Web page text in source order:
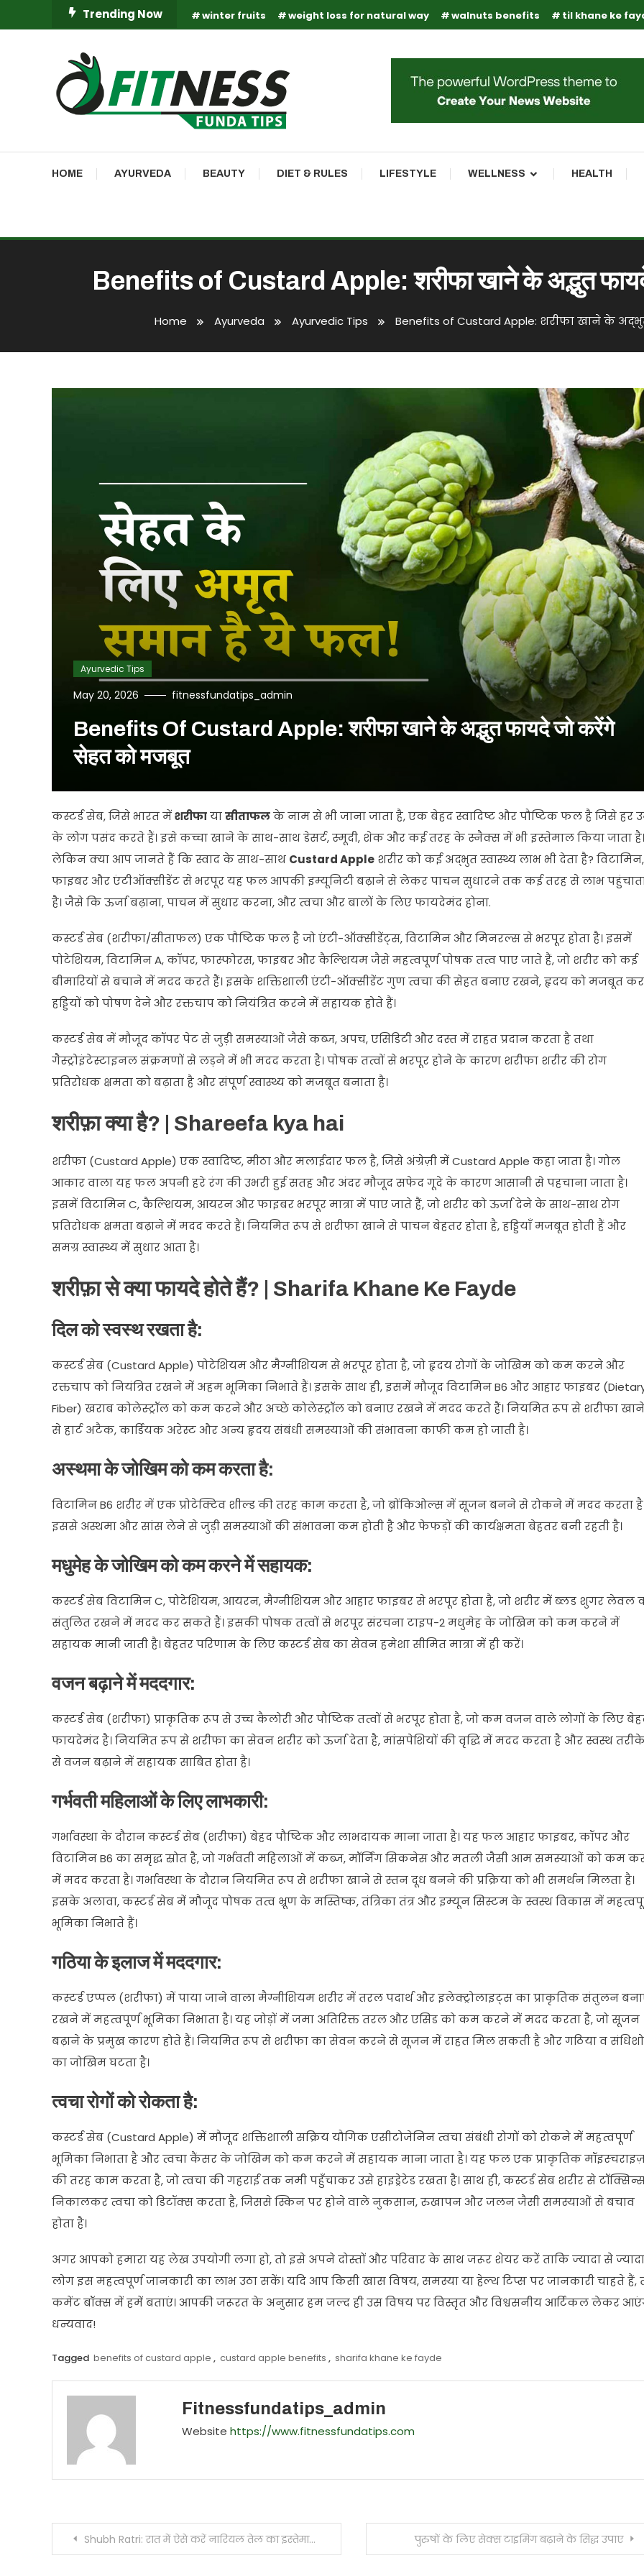
To
Trending Now winter fruits weight loss for natural way walnuts benefits til khane ke
Fitness Funda Tips
HOME AYURVEDA BEAUTY DIET & RULES LIFESTYLE WELLNESS HEALTH
Benefits of Custard Apple: शरीफा खाने के अद्भुत
Home Ayurveda Ayurvedic Tips Benefits of Custard Apple: शरीफा खाने के
Ayurvedic Tips
May 20, 2026 fitnessfundatips_admin
Benefits Of Custard Apple: शरीफा खाने के अद्भुत फायदे जो करेंगे
सेहत को मजबूत
कस्टर्ड सेब, जिसे भारत मेंशरीफायासीताफलके नाम से भी जाना जाता है, एक बेहद स्वादिष्ट और पौष्टिक फल है जिसे हर
के लोग पसंद करते हैं। इसे कच्चा खाने के साथ-साथ डेसर्ट, स्मूदी, शेक और कई तरह के स्नैक्स में भी इस्तेमाल किया जाता है।
लेकिन क्या आप जानते हैं कि स्वाद के साथ-साथ Custard Apple शरीर को कई अद्भुत स्वास्थ्य लाभ भी देता है? विटामिन,
फाइबर और एंटीऑक्सीडेंट से भरपूर यह फल आपकी इम्यूनिटी बढ़ाने से लेकर पाचन सुधारने तक कई तरह से लाभ
है। जैसे कि ऊर्जा बढ़ाना, पाचन में सुधार करना, और त्वचा और बालों के लिए फायदेमंद होना.
कस्टर्ड सेब (शरीफा/सीताफल) एक पौष्टिक फल है जो एंटी-ऑक्सीडेंट्स, विटामिन और मिनरल्स से भरपूर होता है। इसमें
पोटेशियम, विटामिन A, कॉपर, फास्फोरस, फाइबर और कैल्शियम जैसे महत्वपूर्ण पोषक तत्व पाए जाते हैं, जो शरीर को कई
बीमारियों से बचाने में मदद करते हैं। इसके शक्तिशाली एंटी-ऑक्सीडेंट गुण त्वचा की सेहत बनाए रखने, हृदय को मजबूत
हड्डियों को पोषण देने और रक्तचाप को नियंत्रित करने में सहायक होते हैं।
कस्टर्ड सेब में मौजूद कॉपर पेट से जुड़ी समस्याओं जैसे कब्ज, अपच, एसिडिटी और दस्त में राहत प्रदान करता है तथा
गैस्ट्रोइंटेस्टाइनल संक्रमणों से लड़ने में भी मदद करता है। पोषक तत्वों से भरपूर होने के कारण शरीफा शरीर की रोग
प्रतिरोधक क्षमता को बढ़ाता है और संपूर्ण स्वास्थ्य को मजबूत बनाता है।
शरीफ़ा क्या है? | Shareefa kya hai
शरीफा (Custard Apple) एक स्वादिष्ट, मीठा और मलाईदार फल है, जिसे अंग्रेज़ी में Custard Apple कहा जाता है। गोल
आकार वाला यह फल अपनी हरे रंग की उभरी हुई सतह और अंदर मौजूद सफेद गूदे के कारण आसानी से पहचाना जाता है।
इसमें विटामिन C, कैल्शियम, आयरन और फाइबर भरपूर मात्रा में पाए जाते हैं, जो शरीर को ऊर्जा देने के साथ-साथ रोग
प्रतिरोधक क्षमता बढ़ाने में मदद करते हैं। नियमित रूप से शरीफा खाने से पाचन बेहतर होता है, हड्डियाँ मजबूत होती हैं और
समग्र स्वास्थ्य में सुधार आता है।
शरीफ़ा से क्‍या फायदे होते हैं? | Sharifa Khane Ke Fayde
दिल को स्वस्थ रखता है:
कस्टर्ड सेब (Custard Apple) पोटेशियम और मैग्नीशियम से भरपूर होता है, जो हृदय रोगों के जोखिम को कम करने और
रक्तचाप को नियंत्रित रखने में अहम भूमिका निभाते हैं। इसके साथ ही, इसमें मौजूद विटामिन B6 और आहार फाइबर
Fiber) खराब कोलेस्ट्रॉल को कम करने और अच्छे कोलेस्ट्रॉल को बनाए रखने में मदद करते हैं। नियमित रूप से शरीफा खाने
से हार्ट अटैक, कार्डियक अरेस्ट और अन्य हृदय संबंधी समस्याओं की संभावना काफी कम हो जाती है।
अस्थमा के जोखिम को कम करता है:
विटामिन B6 शरीर में एक प्रोटेक्टिव शील्ड की तरह काम करता है, जो ब्रोंकिओल्स में सूजन बनने से रोकने में मदद करता
इससे अस्थमा और सांस लेने से जुड़ी समस्याओं की संभावना कम होती है और फेफड़ों की कार्यक्षमता बेहतर बनी रहती है।
मधुमेह के जोखिम को कम करने में सहायक:
कस्टर्ड सेब विटामिन C, पोटेशियम, आयरन, मैग्नीशियम और आहार फाइबर से भरपूर होता है, जो शरीर में ब्लड शुगर लेवल
संतुलित रखने में मदद कर सकते हैं। इसकी पोषक तत्वों से भरपूर संरचना टाइप-2 मधुमेह के जोखिम को कम करने में
सहायक मानी जाती है। बेहतर परिणाम के लिए कस्टर्ड सेब का सेवन हमेशा सीमित मात्रा में ही करें।
वजन बढ़ाने में मददगार:
कस्टर्ड सेब (शरीफा) प्राकृतिक रूप से उच्च कैलोरी और पौष्टिक तत्वों से भरपूर होता है, जो कम वजन वाले लोगों के लिए
फायदेमंद है। नियमित रूप से शरीफा का सेवन शरीर को ऊर्जा देता है, मांसपेशियों की वृद्धि में मदद करता है और स्वस्थ
से वजन बढ़ाने में सहायक साबित होता है।
गर्भवती महिलाओं के लिए लाभकारी:
गर्भावस्था के दौरान कस्टर्ड सेब (शरीफा) बेहद पौष्टिक और लाभदायक माना जाता है। यह फल आहार फाइबर, कॉपर और
विटामिन B6 का समृद्ध स्रोत है, जो गर्भवती महिलाओं में कब्ज, मॉर्निंग सिकनेस और मतली जैसी आम समस्याओं को कम
में मदद करता है। गर्भावस्था के दौरान नियमित रूप से शरीफा खाने से स्तन दूध बनने की प्रक्रिया को भी समर्थन मिलता है।
इसके अलावा, कस्टर्ड सेब में मौजूद पोषक तत्व भ्रूण के मस्तिष्क, तंत्रिका तंत्र और इम्यून सिस्टम के स्वस्थ विकास में
भूमिका निभाते हैं।
गठिया के इलाज में मददगार:
कस्टर्ड एप्पल (शरीफा) में पाया जाने वाला मैग्नीशियम शरीर में तरल पदार्थ और इलेक्ट्रोलाइट्स का प्राकृतिक संतुलन
रखने में महत्वपूर्ण भूमिका निभाता है। यह जोड़ों में जमा अतिरिक्त तरल और एसिड को कम करने में मदद करता है, जो सूजन
बढ़ाने के प्रमुख कारण होते हैं। नियमित रूप से शरीफा का सेवन करने से सूजन में राहत मिल सकती है और गठिया व
का जोखिम घटता है।
त्वचा रोगों को रोकता है:
कस्टर्ड सेब (Custard Apple) में मौजूद शक्तिशाली सक्रिय यौगिक एसीटोजेनिन त्वचा संबंधी रोगों को रोकने में महत्वपूर्ण
भूमिका निभाता है और त्वचा कैंसर के जोखिम को कम करने में सहायक माना जाता है। यह फल एक प्राकृतिक
की तरह काम करता है, जो त्वचा की गहराई तक नमी पहुँचाकर उसे हाइड्रेटेड रखता है। साथ ही, कस्टर्ड सेब शरीर से
निकालकर त्वचा को डिटॉक्स करता है, जिससे स्किन पर होने वाले नुकसान, रुखापन और जलन जैसी समस्याओं से बचाव
होता है।
अगर आपको हमारा यह लेख उपयोगी लगा हो, तो इसे अपने दोस्तों और परिवार के साथ जरूर शेयर करें ताकि ज्यादा से ज्यादा
लोग इस महत्वपूर्ण जानकारी का लाभ उठा सकें। यदि आप किसी खास विषय, समस्या या हेल्थ टिप्स पर जानकारी चाहते हैं,
कमेंट बॉक्स में हमें बताएं। आपकी जरूरत के अनुसार हम जल्द ही उस विषय पर विस्तृत और विश्वसनीय आर्टिकल लेकर
धन्यवाद!
Tagged benefits of custard apple , custard apple benefits , sharifa khane ke fayde
Fitnessfundatips_admin
Website https://www.fitnessfundatips.com
PostShubh Ratri: रात में ऐसे करें नारियल तेल का इस्तेमाल, चमक जाएगी स्किन! इन समस्याओं से मिलेगा निजात पुरुषों के लिए सेक्स टाइमिंग बढ़ाने के सिद्ध उपाए